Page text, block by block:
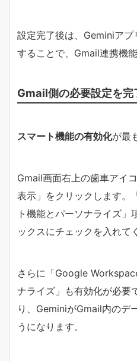
設定完了後は、Geminiアプ
することで、Gmail連携機
Gmail側の必要設定を完
スマート機能の有効化が最
Gmail画面右上の歯車アイ
表示」をクリックします。
ト機能とパーソナライズ
ックスにチェックを入れて
さらに「Google
ナライズ」も有効化が必要
り、GeminiがGmail内のデ
うになります。